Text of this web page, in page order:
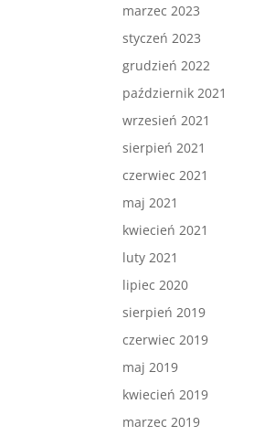
marzec 2023
styczeń 2023
grudzień 2022
październik 2021
wrzesień 2021
sierpień 2021
czerwiec 2021
maj 2021
kwiecień 2021
luty 2021
lipiec 2020
sierpień 2019
czerwiec 2019
maj 2019
kwiecień 2019
marzec 2019